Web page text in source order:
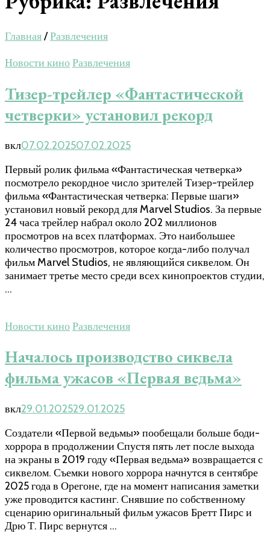
Главная/Развлечения
Новости киноРазвлечения
Тизер-трейлер «Фантастической
четверки» установил рекорд
вкл07.02.202507.02.2025
Первый ролик фильма «Фантастическая четверка»
посмотрело рекордное число зрителей Тизер-трейлер
фильма «Фантастическая четверка: Первые шаги»
установил новый рекорд для Marvel Studios. За первые
24 часа трейлер набрал около 202 миллионов
просмотров на всех платформах. Это наибольшее
количество просмотров, которое когда-либо получал
фильм Marvel Studios, не являющийся сиквелом. Он
занимает третье место среди всех кинопроектов студии,
…
Новости киноРазвлечения
Началось производство сиквела
фильма ужасов «Первая ведьма»
вкл29.01.202529.01.2025
Создатели «Первой ведьмы» пообещали больше боди-
хоррора в продолжении Спустя пять лет после выхода
на экраны в 2019 году «Первая ведьма» возвращается с
сиквелом. Съемки нового хоррора начнутся в сентябре
2025 года в Орегоне, где на момент написания заметки
уже проводится кастинг. Снявшие по собственному
сценарию оригинальный фильм ужасов Бретт Пирс и
Дрю Т. Пирс вернутся …